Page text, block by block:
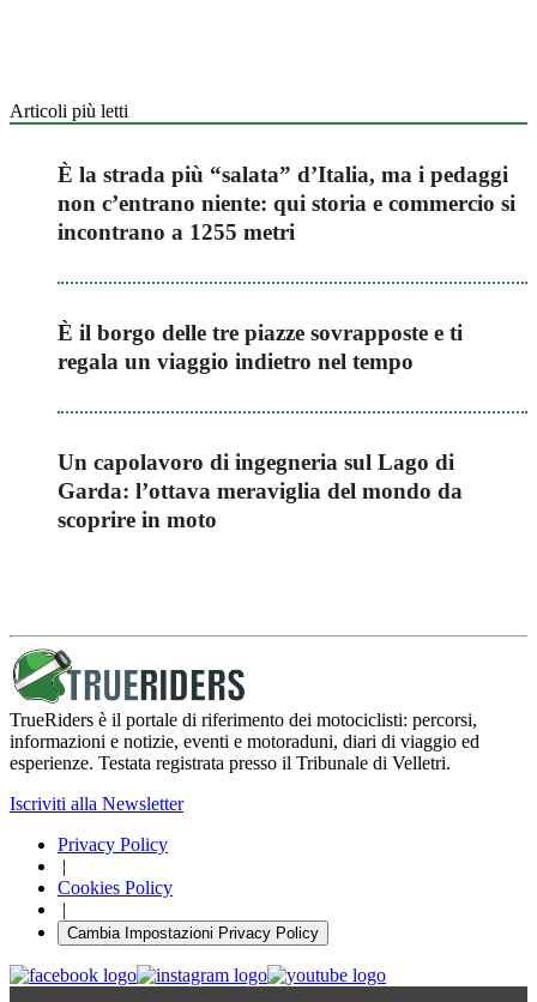
Articoli più letti
È la strada più “salata” d’Italia, ma i pedaggi
non c’entrano niente: qui storia e commercio si
incontrano a 1255 metri
È il borgo delle tre piazze sovrapposte e ti
regala un viaggio indietro nel tempo
Un capolavoro di ingegneria sul Lago di
Garda: l’ottava meraviglia del mondo da
scoprire in moto
TrueRiders è il portale di riferimento dei motociclisti: percorsi,
informazioni e notizie, eventi e motoraduni, diari di viaggio ed
esperienze. Testata registrata presso il Tribunale di Velletri.
Iscriviti alla Newsletter
Privacy Policy
|
Cookies Policy
|
Cambia Impostazioni Privacy Policy